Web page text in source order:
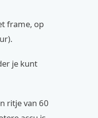
frame, op
je kunt
ritje van 60